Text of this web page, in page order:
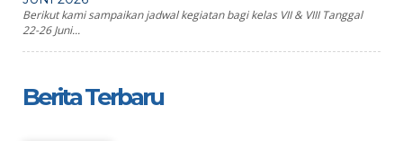
Berikut kami sampaikan jadwal kegiatan bagi kelas VII & VIII Tanggal
22-26 Juni...
Berita Terbaru